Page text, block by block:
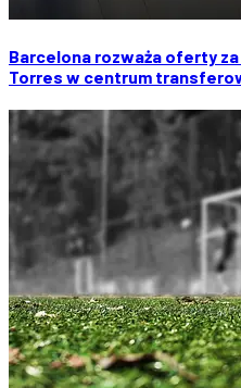
Barcelona rozważa oferty
Torres w centrum